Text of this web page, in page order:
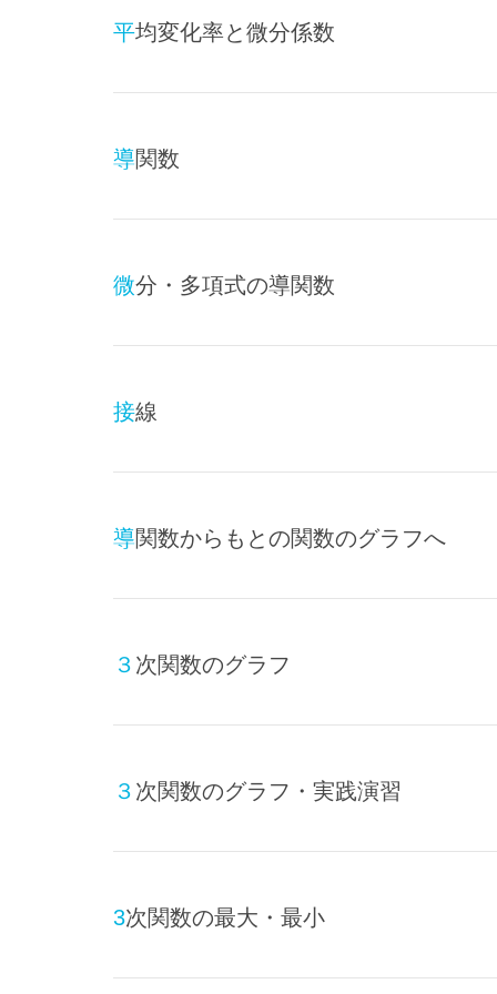
平均変化率と微分係数
導関数
微分・多項式の導関数
接線
導関数からもとの関数のグラフへ
３次関数のグラフ
３次関数のグラフ・実践演習
3次関数の最大・最小